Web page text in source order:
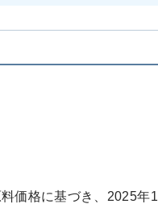
価格に基づき、2025年